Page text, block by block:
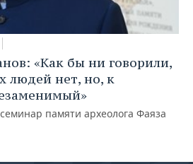
«Как бы ни говорили,
людей нет, но, к
памяти археолога Фаяза